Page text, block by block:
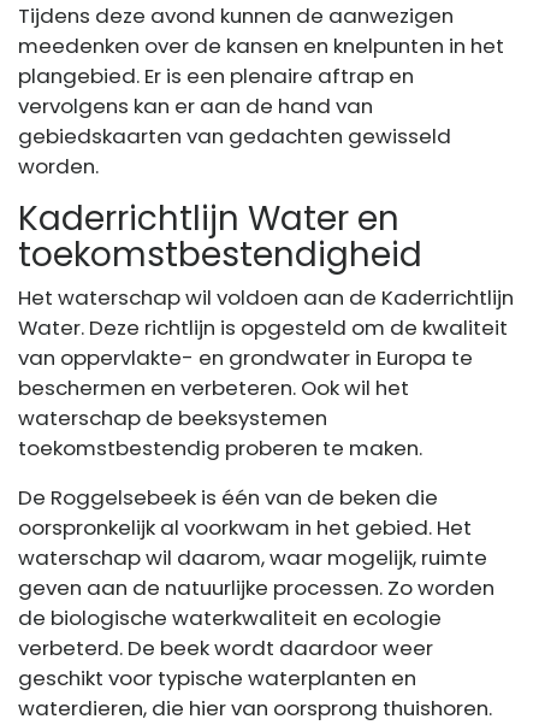
Tijdens deze avond kunnen de aanwezigen
meedenken over de kansen en knelpunten in het
plangebied. Er is een plenaire aftrap en
vervolgens kan er aan de hand van
gebiedskaarten van gedachten gewisseld
worden.
Kaderrichtlijn Water en
toekomstbestendigheid
Het waterschap wil voldoen aan de Kaderrichtlijn
Water. Deze richtlijn is opgesteld om de kwaliteit
van oppervlakte- en grondwater in Europa te
beschermen en verbeteren. Ook wil het
waterschap de beeksystemen
toekomstbestendig proberen te maken.
De Roggelsebeek is één van de beken die
oorspronkelijk al voorkwam in het gebied. Het
waterschap wil daarom, waar mogelijk, ruimte
geven aan de natuurlijke processen. Zo worden
de biologische waterkwaliteit en ecologie
verbeterd. De beek wordt daardoor weer
geschikt voor typische waterplanten en
waterdieren, die hier van oorsprong thuishoren.